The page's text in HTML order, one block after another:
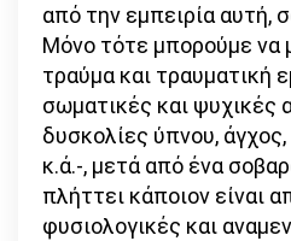
από την εμπειρία αυτή,
Μόνο τότε μπορούμε να
τραύμα και τραυματική
σωματικές και ψυχικές
δυσκολίες ύπνου,
κ.ά.-, μετά από ένα
πλήττει κάποιον είναι
φυσιολογικές και